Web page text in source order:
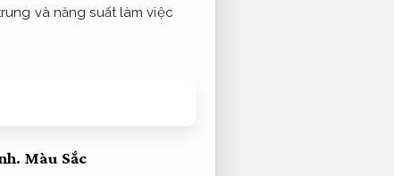
và năng suất làm việc
Màu Sắc